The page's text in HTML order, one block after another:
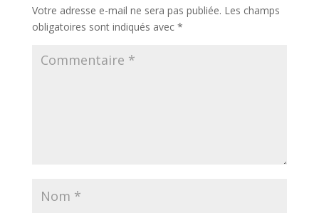
Votre adresse e-mail ne sera pas publiée. Les champs
obligatoires sont indiqués avec *